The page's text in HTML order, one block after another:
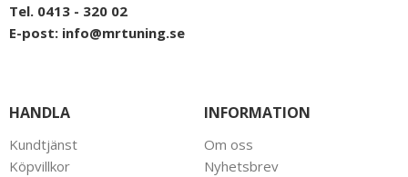
Tel. 0413 - 320 02
E-post: info@mrtuning.se
HANDLA
Kundtjänst
Köpvillkor
INFORMATION
Om oss
Nyhetsbrev